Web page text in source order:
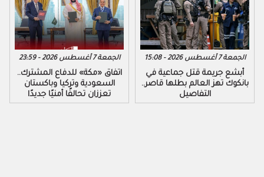
الجمعة 7 أغسطس 2026 - 23:59
اتفاق «مكة» للدفاع المشترك..
السعودية وتركيا وباكستان
تعززان تحالفًا أمنيًا جديدًا
الجمعة 7 أغسطس 2026 - 15:08
أبشع جريمة قتل جماعية في
بانكوك تهز العالم بطلها قاصر..
التفاصيل